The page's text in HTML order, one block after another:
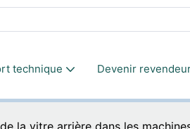
technique Devenir
la vitre arrière dans les